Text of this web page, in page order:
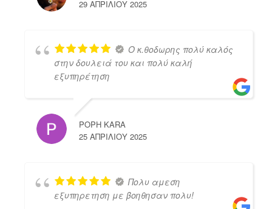
29 ΑΠΡΙΛΊΟΥ 2025
Ο κ.θοδωρης πολύ καλός
στην δουλειά του και πολύ καλή
εξυπηρέτηση
POPH KARA
25 ΑΠΡΙΛΊΟΥ 2025
Πολυ αμεση
εξυπηρετηση με βοηθησαν πολυ!